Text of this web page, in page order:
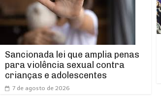
Sancionada lei que amplia penas
para violência sexual contra
crianças e adolescentes
7 de agosto de 2026